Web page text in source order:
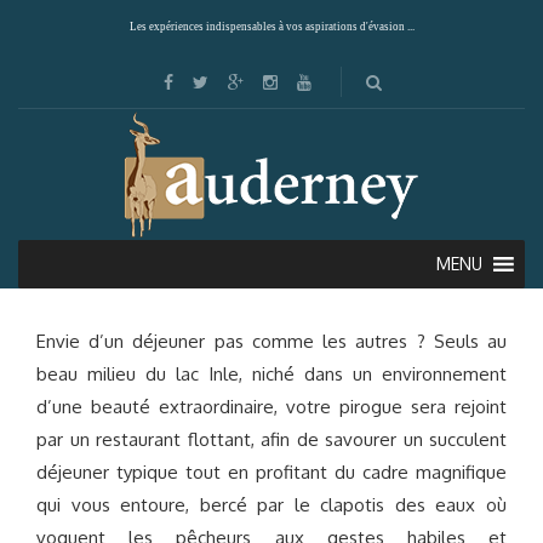
Les expériences indispensables à vos aspirations d'évasion ...
MENU
DÉJEUNER ÉPHÉMÈRE SUR LE LAC INLE
Envie d’un déjeuner pas comme les autres ? Seuls au
beau milieu du lac Inle, niché dans un environnement
d’une beauté extraordinaire, votre pirogue sera rejoint
par un restaurant flottant, afin de savourer un succulent
déjeuner typique tout en profitant du cadre magnifique
qui vous entoure, bercé par le clapotis des eaux où
voguent les pêcheurs aux gestes habiles et